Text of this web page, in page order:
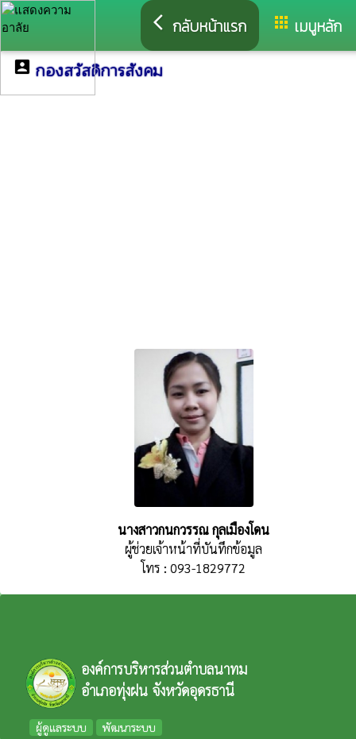
arrow_back_ios กลับหน้าแรก apps เมนูหลัก
account_box กองสวัสดิการสังคม
นางสาวกนกวรรณ กุลเมืองโดน
ผู้ช่วยเจ้าหน้าที่บันทึกข้อมูล
โทร : 093-1829772
องค์การบริหารส่วนตำบลนาทม
อำเภอทุ่งฝน จังหวัดอุดรธานี
ผู้ดูแลระบบ พัฒนาระบบ